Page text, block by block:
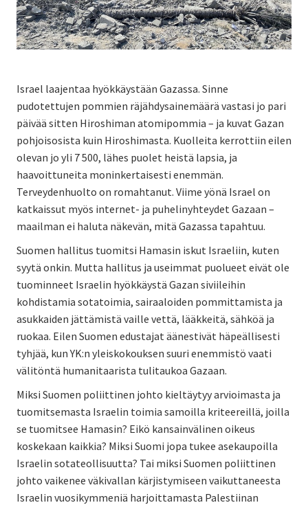
Israel laajentaa hyökkäystään Gazassa. Sinne
pudotettujen pommien räjähdysainemäärä vastasi jo pari
päivää sitten Hiroshiman atomipommia – ja kuvat Gazan
pohjoisosista kuin Hiroshimasta. Kuolleita kerrottiin eilen
olevan jo yli 7 500, lähes puolet heistä lapsia, ja
haavoittuneita moninkertaisesti enemmän.
Terveydenhuolto on romahtanut. Viime yönä Israel on
katkaissut myös internet- ja puhelinyhteydet Gazaan –
maailman ei haluta näkevän, mitä Gazassa tapahtuu.
Suomen hallitus tuomitsi Hamasin iskut Israeliin, kuten
syytä onkin. Mutta hallitus ja useimmat puolueet eivät ole
tuominneet Israelin hyökkäystä Gazan siviileihin
kohdistamia sotatoimia, sairaaloiden pommittamista ja
asukkaiden jättämistä vaille vettä, lääkkeitä, sähköä ja
ruokaa. Eilen Suomen edustajat äänestivät häpeällisesti
tyhjää, kun YK:n yleiskokouksen suuri enemmistö vaati
välitöntä humanitaarista tulitaukoa Gazaan.
Miksi Suomen poliittinen johto kieltäytyy arvioimasta ja
tuomitsemasta Israelin toimia samoilla kriteereillä, joilla
se tuomitsee Hamasin? Eikö kansainvälinen oikeus
koskekaan kaikkia? Miksi Suomi jopa tukee asekaupoilla
Israelin sotateollisuutta? Tai miksi Suomen poliittinen
johto vaikenee väkivallan kärjistymiseen vaikuttaneesta
Israelin vuosikymmeniä harjoittamasta Palestiinan